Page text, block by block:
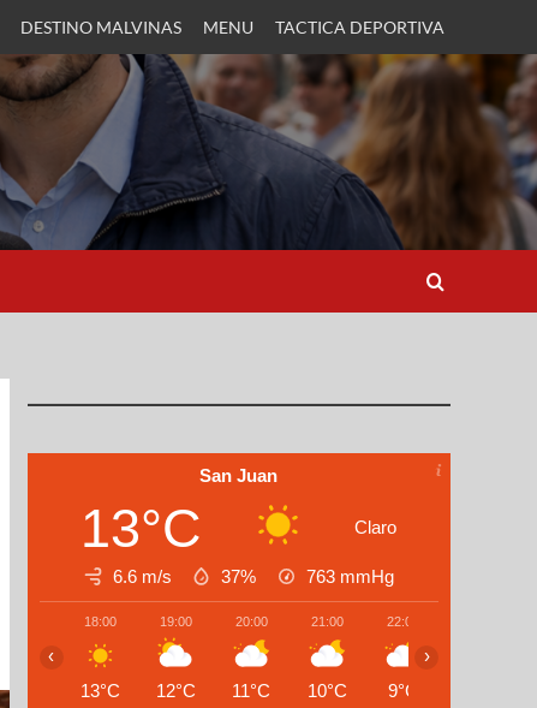
DESTINO MALVINAS MENU TACTICA DEPORTIVA
San Juan
13°C Claro
6.6 m/s 37% 763 mmHg
18:00
13°C
19:00
12°C
20:00
11°C
21:00
10°C
22:00
9°C
‹ ›